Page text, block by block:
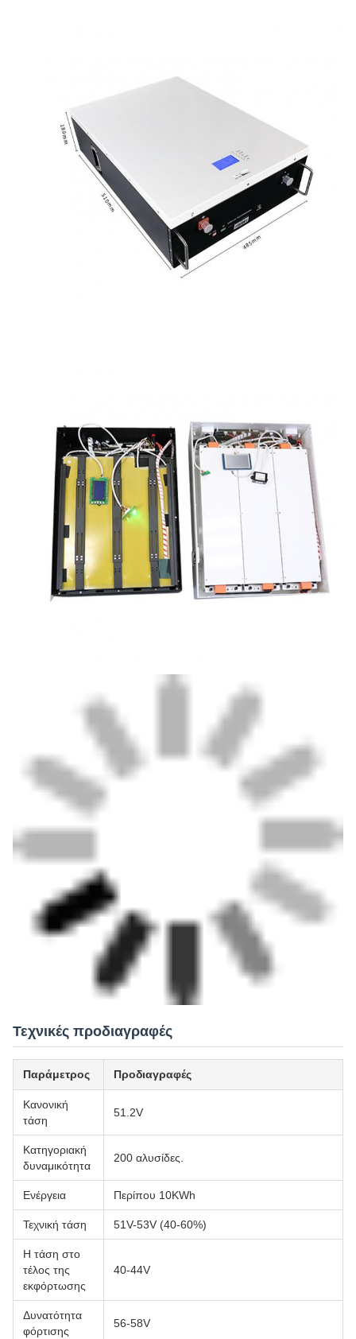
Τεχνικές προδιαγραφές
Παράμετρος Προδιαγραφές
Κανονική
τάση
51.2V
Κατηγοριακή
δυναμικότητα
200 αλυσίδες.
Ενέργεια Περίπου 10KWh
Τεχνική τάση 51V-53V (40-60%)
Η τάση στο
τέλος της
εκφόρτωσης
40-44V
Δυνατότητα
φόρτισης
56-58V